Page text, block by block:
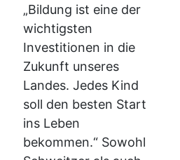
„Bildung ist eine der
wichtigsten
Investitionen in die
Zukunft unseres
Landes. Jedes Kind
soll den besten Start
ins Leben
bekommen.“ Sowohl